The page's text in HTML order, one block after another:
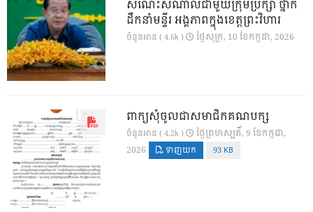
សំណេះសំណាលជាមួយក្រុមប្រឹក្សា ថ្នាក់
ដឹកនាំមន្ទីរ អង្គភាពក្នុងខេត្តព្រះវិហារ
ចំនួនអាន ( 4.6k ) ថ្ងៃ​សុក្រ, 10 ខែ​កក្កដា, 2026
ពាក្យសុំចូលជាសមាជិកគណបក្ស
ចំនួនអាន ( 4.2k )
ថ្ងៃ​ព្រហស្បតិ៍, 9 ខែ​កក្កដា,
2026
ទាញយក 93 KB